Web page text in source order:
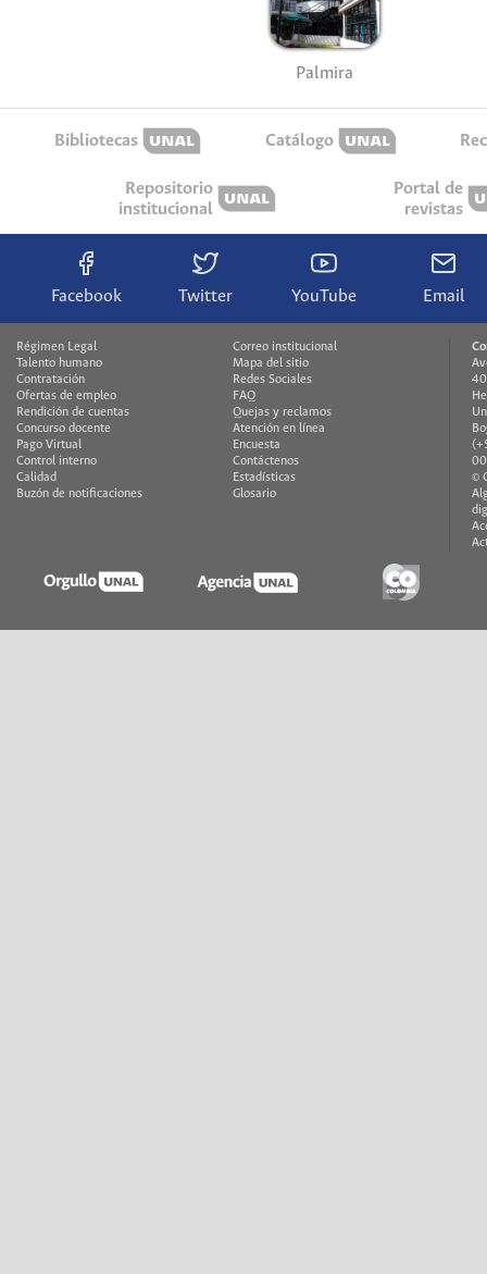
Palmira
Bibliotecas Catálogo
Repositorio
institucional
Portal de
revistas
Facebook Twitter YouTube Email
Régimen Legal
Talento humano
Contratación
Ofertas de empleo
Rendición de cuentas
Concurso docente
Pago Virtual
Control interno
Calidad
Buzón de notificaciones
Correo institucional
Mapa del sitio
Redes Sociales
FAQ
Quejas y reclamos
Atención en línea
Encuesta
Contáctenos
Estadísticas
Glosario
©